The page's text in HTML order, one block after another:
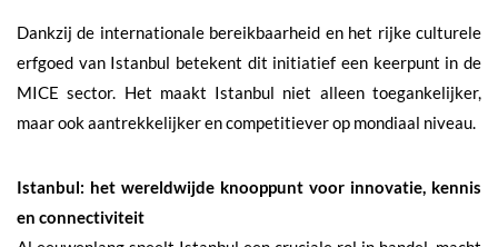
Dankzij de internationale bereikbaarheid en het rijke culturele
erfgoed van Istanbul betekent dit initiatief een keerpunt in de
MICE sector. Het maakt Istanbul niet alleen toegankelijker,
maar ook aantrekkelijker en competitiever op mondiaal niveau.
Istanbul: het wereldwijde knooppunt voor innovatie, kennis
en connectiviteit